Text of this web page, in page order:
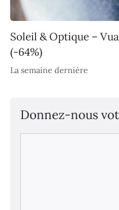
Soleil & Optique –
(-64%)
La semaine dernière
Donnez-nous